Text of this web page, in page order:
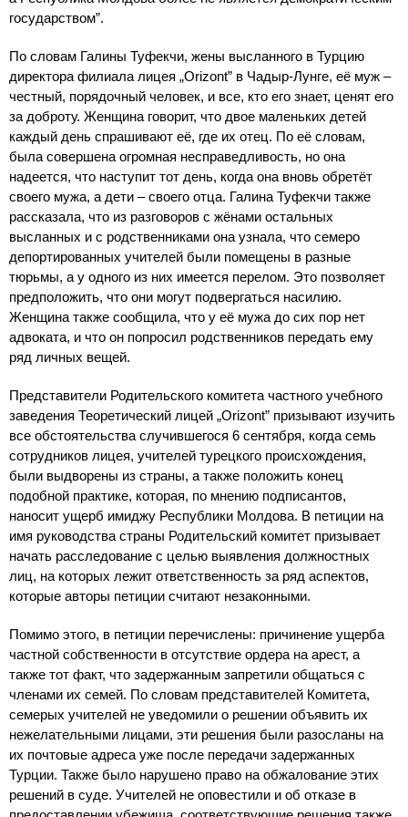
государством”.
По словам Галины Туфекчи, жены высланного в Турцию
директора филиала лицея „Orizont” в Чадыр-Лунге, её муж –
честный, порядочный человек, и все, кто его знает, ценят его
за доброту. Женщина говорит, что двое маленьких детей
каждый день спрашивают её, где их отец. По её словам,
была совершена огромная несправедливость, но она
надеется, что наступит тот день, когда она вновь обретёт
своего мужа, а дети – своего отца. Галина Туфекчи также
рассказала, что из разговоров с жёнами остальных
высланных и с родственниками она узнала, что семеро
депортированных учителей были помещены в разные
тюрьмы, а у одного из них имеется перелом. Это позволяет
предположить, что они могут подвергаться насилию.
Женщина также сообщила, что у её мужа до сих пор нет
адвоката, и что он попросил родственников передать ему
ряд личных вещей.
Представители Родительского комитета частного учебного
заведения Теоретический лицей „Orizont” призывают изучить
все обстоятельства случившегося 6 сентября, когда семь
сотрудников лицея, учителей турецкого происхождения,
были выдворены из страны, а также положить конец
подобной практике, которая, по мнению подписантов,
наносит ущерб имиджу Республики Молдова. В петиции на
имя руководства страны Родительский комитет призывает
начать расследование с целью выявления должностных
лиц, на которых лежит ответственность за ряд аспектов,
которые авторы петиции считают незаконными.
Помимо этого, в петиции перечислены: причинение ущерба
частной собственности в отсутствие ордера на арест, а
также тот факт, что задержанным запретили общаться с
членами их семей. По словам представителей Комитета,
семерых учителей не уведомили о решении объявить их
нежелательными лицами, эти решения были разосланы на
их почтовые адреса уже после передачи задержанных
Турции. Также было нарушено право на обжалование этих
решений в суде. Учителей не оповестили и об отказе в